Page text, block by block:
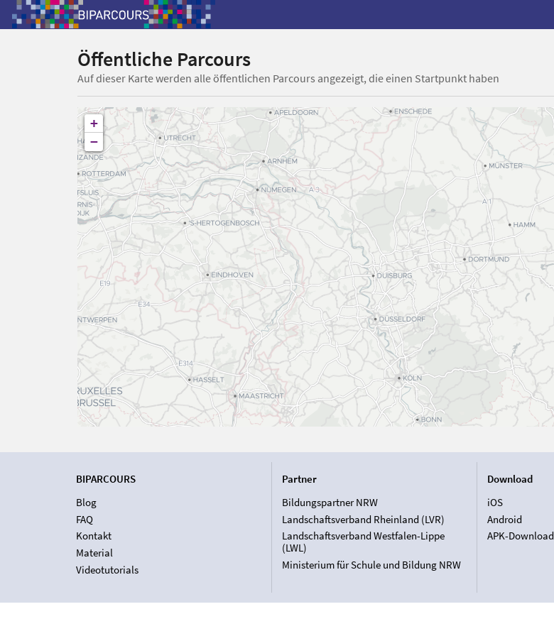
Öffentliche Parcours
Auf dieser Karte werden alle öffentlichen Parcours angezeigt, die einen Startpunkt haben
+
−
BIPARCOURS
Blog
FAQ
Kontakt
Material
Videotutorials
Partner
Bildungspartner NRW
Landschaftsverband Rheinland (LVR)
Landschaftsverband Westfalen-Lippe
(LWL)
Ministerium für Schule und Bildung NRW
Download
iOS
Android
APK-Download